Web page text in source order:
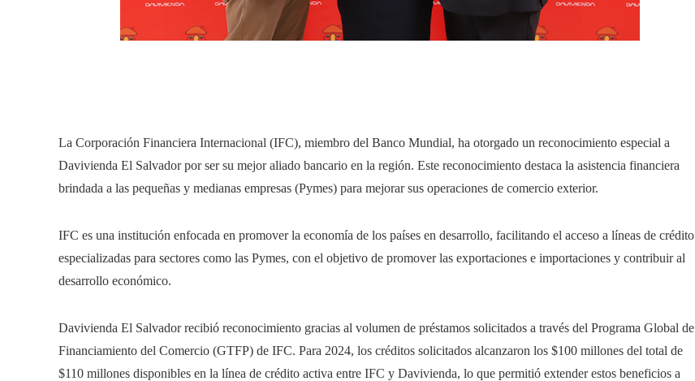
La Corporación Financiera Internacional (IFC), miembro del Banco Mundial, ha otorgado un reconocimiento especial a
Davivienda El Salvador por ser su mejor aliado bancario en la región. Este reconocimiento destaca la asistencia financiera
brindada a las pequeñas y medianas empresas (Pymes) para mejorar sus operaciones de comercio exterior.
IFC es una institución enfocada en promover la economía de los países en desarrollo, facilitando el acceso a líneas de crédito
especializadas para sectores como las Pymes, con el objetivo de promover las exportaciones e importaciones y contribuir al
desarrollo económico.
Davivienda El Salvador recibió reconocimiento gracias al volumen de préstamos solicitados a través del Programa Global de
Financiamiento del Comercio (GTFP) de IFC. Para 2024, los créditos solicitados alcanzaron los $100 millones del total de
$110 millones disponibles en la línea de crédito activa entre IFC y Davivienda, lo que permitió extender estos beneficios a